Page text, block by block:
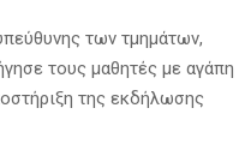
των τμημάτων,
τους μαθητές με αγάπη
της εκδήλωσης